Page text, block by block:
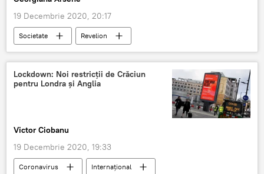
19 Decembrie 2020, 20:17
Societate Revelion
Lockdown: Noi restricții de Crăciun
pentru Londra și Anglia
Victor Ciobanu
19 Decembrie 2020, 19:33
Coronavirus
Internaţional